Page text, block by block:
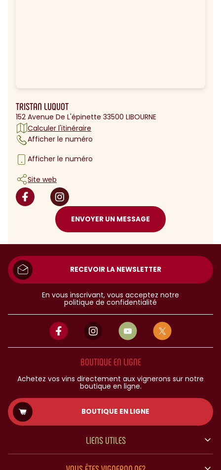
TRISTAN LUQUOT
152 Avenue De L'épinette 33500 LIBOURNE
Calculer l'itinéraire
Afficher le numéro
Afficher le numéro
Site web
ENVOYER UN MESSAGE
RECEVOIR LA NEWSLETTER
En vous inscrivant, vous acceptez notre
politique de confidentialité
BOUTIQUE EN LIGNE
Achetez vos vins directement aux vignerons sur notre
boutique en ligne.
BOUTIQUE EN LIGNE
LIENS UTILES